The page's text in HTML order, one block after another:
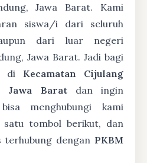
Jawa Barat. Kami
siswa/i dari seluruh
dari luar negeri
Jawa Barat. Jadi bagi
di Kecamatan Cijulang
Jawa Baratdan ingin
menghubungi kami
satu tombol berikut, dan
dengan PKBM